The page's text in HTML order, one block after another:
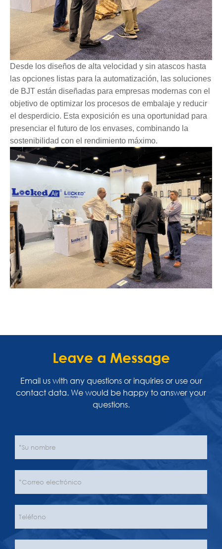
Desde los diseños de alta velocidad y sin atascos hasta
las opciones listas para la automatización, las soluciones
de BJT están diseñadas para empresas modernas con el
objetivo de optimizar los procesos de embalaje y reducir
el desperdicio. Esta exposición es una oportunidad para
presenciar el futuro de los envases, combinando la
sostenibilidad con el rendimiento máximo.
Leave a Message
Email us with any questions or inquiries or use our
contact data. We would be happy to answer your
questions.